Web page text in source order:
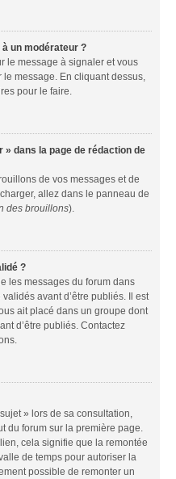
un modérateur ?
le message à signaler et vous
message. En cliquant dessus,
pour le faire.
» dans la page de rédaction de
de vos messages et de
allez dans le panneau de
des brouillons).
?
les messages du forum dans
avant d’être publiés. Il est
ait placé dans un groupe dont
d’être publiés. Contactez
» lors de sa consultation,
du forum sur la première page.
cela signifie que la remontée
de temps pour autoriser la
possible de remonter un